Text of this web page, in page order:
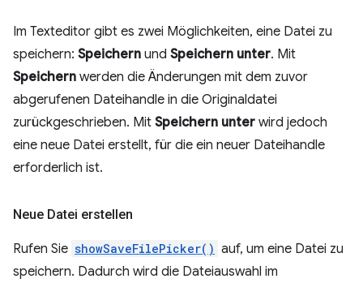
Im Texteditor gibt es zwei Möglichkeiten, eine Datei zu
speichern: Speichern und Speichern unter. Mit
Speichern werden die Änderungen mit dem zuvor
abgerufenen Dateihandle in die Originaldatei
zurückgeschrieben. Mit Speichern unter wird jedoch
eine neue Datei erstellt, für die ein neuer Dateihandle
erforderlich ist.
Neue Datei erstellen
Rufen Sie showSaveFilePicker() auf, um eine Datei zu
speichern. Dadurch wird die Dateiauswahl im